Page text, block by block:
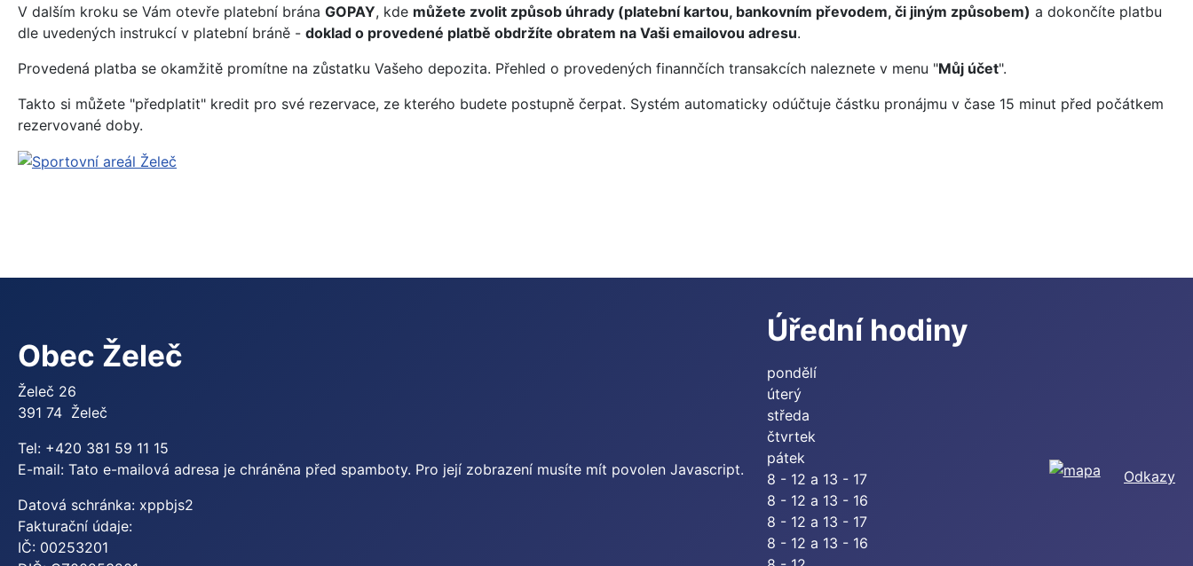
V dalším kroku se Vám otevře platební brána GOPAY, kde můžete zvolit způsob úhrady (platební kartou, bankovním převodem, či jiným způsobem) a dokončíte platbu
dle uvedených instrukcí v platební bráně - doklad o provedené platbě obdržíte obratem na Vaši emailovou adresu.
Provedená platba se okamžitě promítne na zůstatku Vašeho depozita. Přehled o provedených finannčích transakcích naleznete v menu "Můj účet".
Takto si můžete "předplatit" kredit pro své rezervace, ze kterého budete postupně čerpat. Systém automaticky odúčtuje částku pronájmu v čase 15 minut před počátkem
rezervované doby.
Obec Želeč
Želeč 26
391 74 Želeč
Tel: +420 381 59 11 15
E-mail: Tato e-mailová adresa je chráněna před spamboty. Pro její zobrazení musíte mít povolen Javascript.
Datová schránka: xppbjs2
Fakturační údaje:
IČ: 00253201
Úřední hodiny
pondělí
úterý
středa
čtvrtek
pátek
8 - 12 a 13 - 17
8 - 12 a 13 - 16
8 - 12 a 13 - 17
8 - 12 a 13 - 16
Odkazy